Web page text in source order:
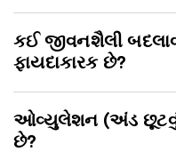
કઈ જીવનશૈલી બદલાવ
ફાયદાકારક છે?
ઓવ્યુલેશન (અંડ
છે?